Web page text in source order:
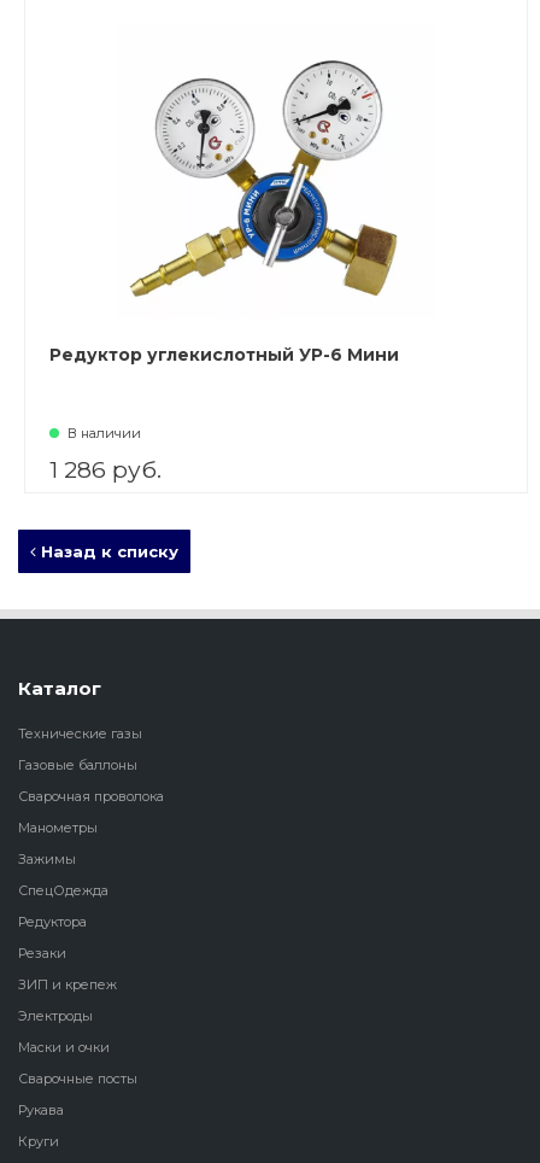
Редуктор углекислотный УР-6 Мини
В наличии
1 286 руб.
Назад к списку
Каталог
Технические газы
Газовые баллоны
Сварочная проволока
Манометры
Зажимы
СпецОдежда
Редуктора
Резаки
ЗИП и крепеж
Электроды
Маски и очки
Сварочные посты
Рукава
Круги